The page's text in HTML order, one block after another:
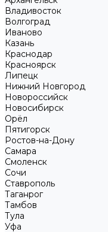
Владивосток
Волгоград
Иваново
Казань
Краснодар
Красноярск
Липецк
Нижний Новгород
Новороссийск
Новосибирск
Орёл
Пятигорск
Ростов-на-Дону
Самара
Смоленск
Сочи
Ставрополь
Таганрог
Тамбов
Тула
Уфа